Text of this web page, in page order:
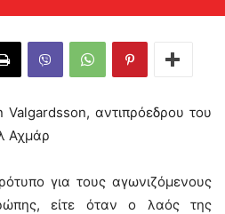
αντιπρόεδρου του
Αχμάρ
για τους αγωνιζόμενους
είτε όταν ο λαός της